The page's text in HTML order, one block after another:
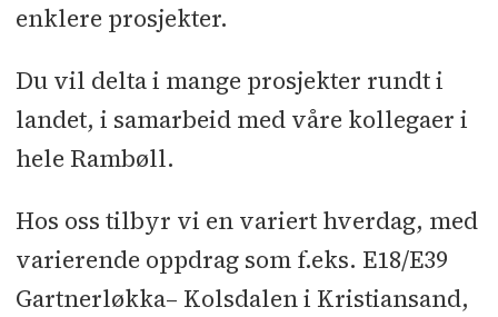
enklere prosjekter.
Du vil delta i mange prosjekter rundt i
landet, i samarbeid med våre kollegaer i
hele Rambøll.
Hos oss tilbyr vi en variert hverdag, med
varierende oppdrag som f.eks. E18/E39
Gartnerløkka– Kolsdalen i Kristiansand,